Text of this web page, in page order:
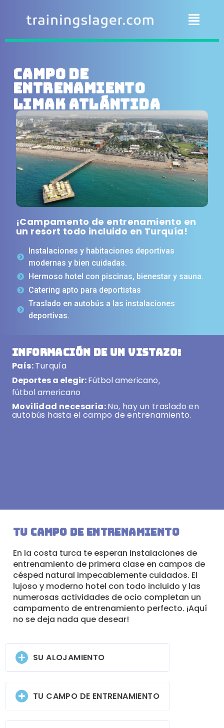
Campo de
entrenamiento
Limak Atlántida
¡Campamento de entrenamiento en
un resort todo incluido en Turquía!
Instalaciones y habitaciones deportivas
modernas y bien cuidadas.
Hermoso hotel con piscinas, bienestar y sauna.
Catering apto para deportistas
Traslado en autobús a las instalaciones
deportivas.
Información de un vistazo:
País:Turquía
Deportes a elegir:Fútbol americano,
fútbol americano
Movilidad necesaria:No, hay un traslado en
autobús hasta el campo de entrenamiento.
Tu campo de entrenamiento
En la costa turca te esperan instalaciones de
entrenamiento de primera clase en campos de
césped natural impecablemente cuidados. El
lujoso y moderno hotel con todo incluido y las
numerosas actividades de ocio completan un
campamento de entrenamiento perfecto. ¡Aquí
no se deja nada que desear!
SU ALOJAMIENTO
TU CAMPO DE ENTRENAMIENTO